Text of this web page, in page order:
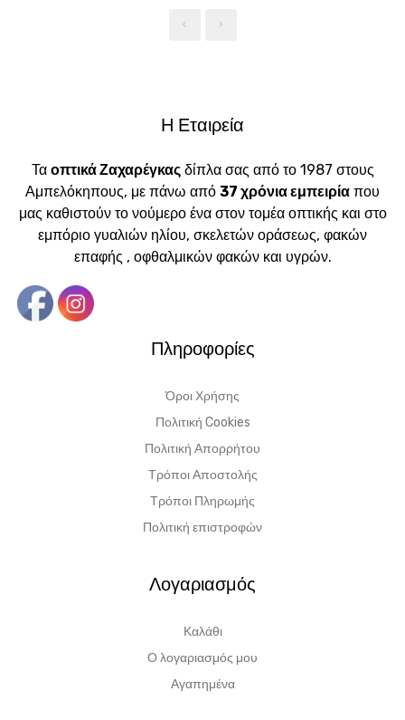
Η Εταιρεία
Τα οπτικά Ζαχαρέγκαςδίπλα σας από το 1987 στους
Αμπελόκηπους, με πάνω από 37 χρόνια εμπειρία που
μας καθιστούν το νούμερο ένα στον τομέα οπτικής και στο
εμπόριο γυαλιών ηλίου, σκελετών οράσεως, φακών
επαφής , οφθαλμικών φακών και υγρών.
Πληροφορίες
Όροι Χρήσης
Πολιτική Cookies
Πολιτική Απορρήτου
Τρόποι Αποστολής
Τρόποι Πληρωμής
Πολιτική επιστροφών
Λογαριασμός
Καλάθι
Ο λογαριασμός μου
Αγαπημένα